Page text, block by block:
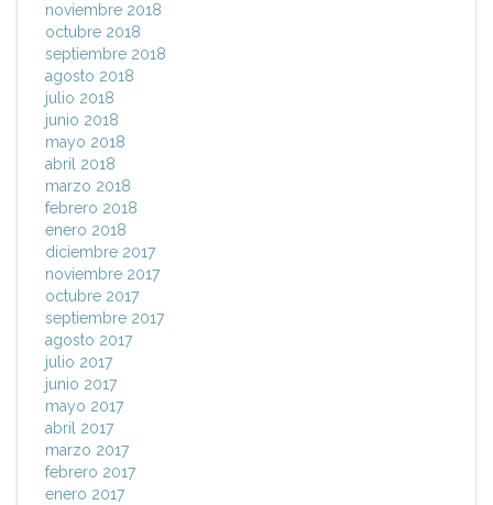
noviembre 2018
octubre 2018
septiembre 2018
agosto 2018
julio 2018
junio 2018
mayo 2018
abril 2018
marzo 2018
febrero 2018
enero 2018
diciembre 2017
noviembre 2017
octubre 2017
septiembre 2017
agosto 2017
julio 2017
junio 2017
mayo 2017
abril 2017
marzo 2017
febrero 2017
enero 2017